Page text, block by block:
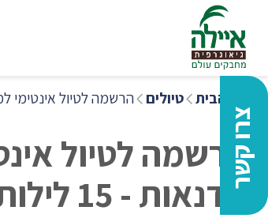
צרו קשר
דף הבית טיולים הרשמה לטיול אינטימי למקומות
סדנאות - 15 לילות